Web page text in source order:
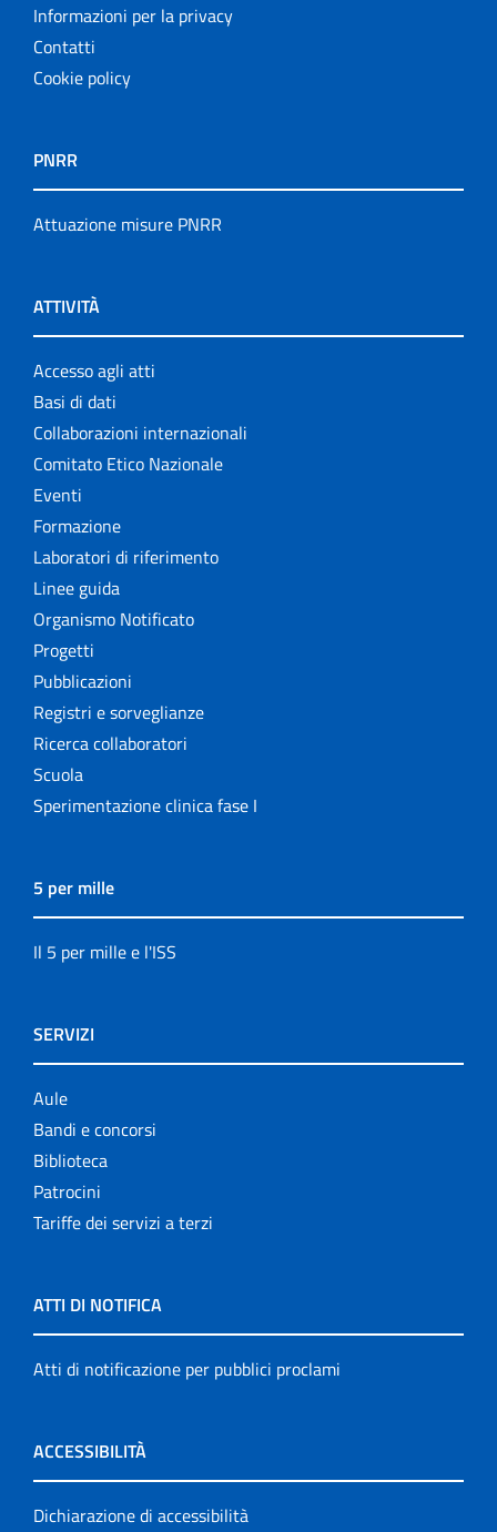
Informazioni per la privacy
Contatti
Cookie policy
PNRR
Attuazione misure PNRR
ATTIVITÀ
Accesso agli atti
Basi di dati
Collaborazioni internazionali
Comitato Etico Nazionale
Eventi
Formazione
Laboratori di riferimento
Linee guida
Organismo Notificato
Progetti
Pubblicazioni
Registri e sorveglianze
Ricerca collaboratori
Scuola
Sperimentazione clinica fase I
5 per mille
Il 5 per mille e l'ISS
SERVIZI
Aule
Bandi e concorsi
Biblioteca
Patrocini
Tariffe dei servizi a terzi
ATTI DI NOTIFICA
Atti di notificazione per pubblici proclami
ACCESSIBILITÀ
Dichiarazione di accessibilità